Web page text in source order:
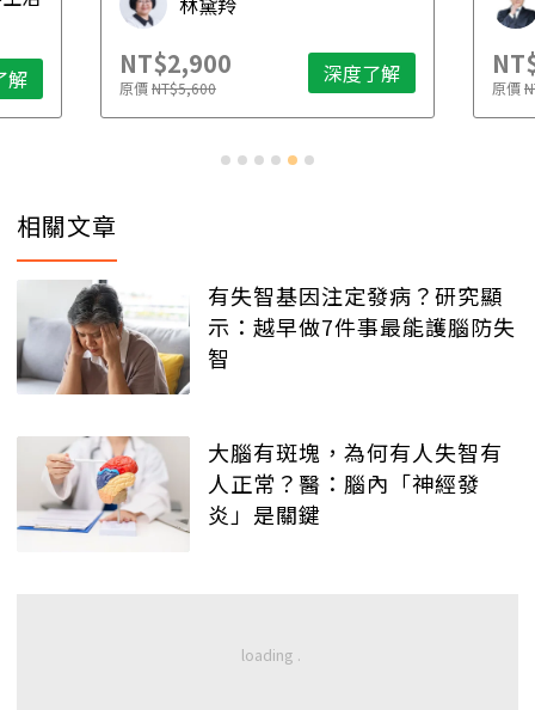
解 NT$2,900
原價NT$5,600 深度了解 原價
相關文章
有失智基因注定發病？研究顯
示：越早做7件事最能護腦防失
智
大腦有斑塊，為何有人失智有
人正常？醫：腦內「神經發
炎」是關鍵